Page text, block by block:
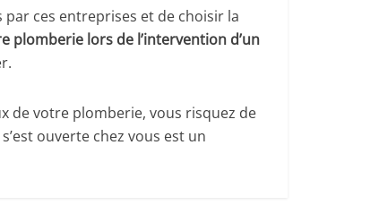
ces entreprises et de choisir la
plomberie lors de l’intervention d’un
de votre plomberie, vous risquez de
ouverte chez vous est un